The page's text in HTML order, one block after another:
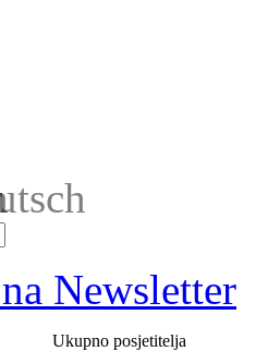
Newsletter
Ukupno posjetitelja